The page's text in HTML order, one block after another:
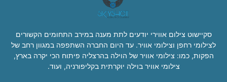
סקיישוט צילום אווירי יודעים לתת מענה במירב התחומים הקשורים
לצילומי רחפן וצילומי אוויר. עד היום החברה השתפפה במגוון רחב של
הפקות, כמו: צילומי אוויר של הוילה בהרצליה פיתוח הכי יקרה בארץ,
צילומי אוויר בוילה יוקרתית בקליפורניה, ועוד.